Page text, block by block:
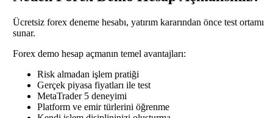
Ücretsiz forex deneme hesabı, yatırım kararından önce test ortamı
sunar.
Forex demo hesap açmanın temel avantajları:
Risk almadan işlem pratiği
Gerçek piyasa fiyatları ile test
MetaTrader 5 deneyimi
Platform ve emir türlerini öğrenme